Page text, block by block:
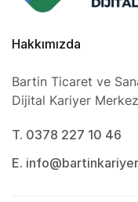
Hakkımızda
Bartin Ticaret ve
Dijital Kariyer
T. 0378 227 10 46
E.